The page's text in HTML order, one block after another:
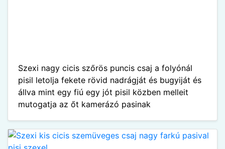
Szexi nagy cicis szőrös puncis csaj a folyónál
pisil letolja fekete rövid nadrágját és bugyiját és
állva mint egy fiú egy jót pisil közben melleit
mutogatja az őt kamerázó pasinak